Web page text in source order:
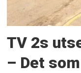
TV 2s
– Det